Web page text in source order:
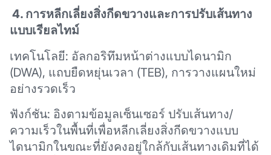
4. การหลีกเลี่ยงสิ่งกีดขวางและการปรับเส้นทาง
แบบเรียลไทม์
เทคโนโลยี: อัลกอริทึมหน้าต่างแบบไดนามิก
(DWA), แถบยืดหยุ่นเวลา (TEB), การวางแผนใหม่
อย่างรวดเร็ว
ฟังก์ชัน: อิงตามข้อมูลเซ็นเซอร์ ปรับเส้นทาง/
ความเร็วในพื้นที่เพื่อหลีกเลี่ยงสิ่งกีดขวางแบบ
ไดนามิกในขณะที่ยังคงอยู่ใกล้กับเส้นทางเดิมที่ได้